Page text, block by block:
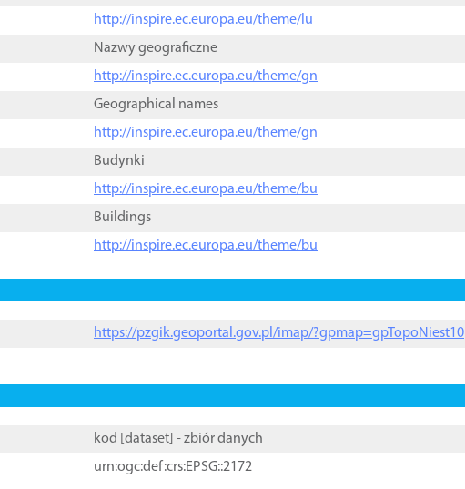
http://inspire.ec.europa.eu/theme/lu
Nazwy geograficzne
http://inspire.ec.europa.eu/theme/gn
Geographical names
http://inspire.ec.europa.eu/theme/gn
Budynki
http://inspire.ec.europa.eu/theme/bu
Buildings
http://inspire.ec.europa.eu/theme/bu
https://pzgik.geoportal.gov.pl/imap/?gpmap=gpTopoNiest10
kod [ dataset ] - zbiór danych
urn:ogc:def:crs:EPSG::2172